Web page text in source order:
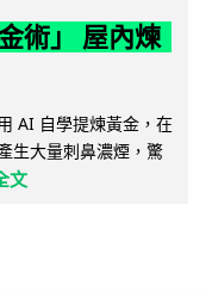
術」 屋內煉
AI 自學提煉黃金，在
生大量刺鼻濃煙，驚
文